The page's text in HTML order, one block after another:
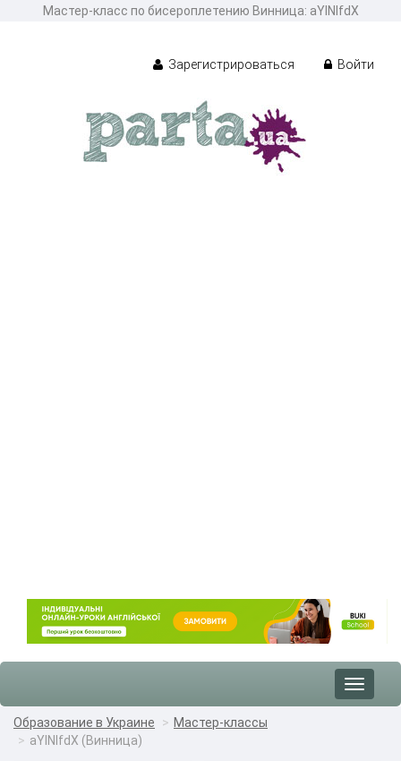
Мастер-класс по бисероплетению Винница: aYlNlfdX
Зарегистрироваться Войти
Toggle
Образование в Украине
Мастер-классы
aYlNlfdX (Винница)